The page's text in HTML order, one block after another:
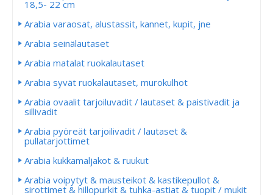
18,5- 22 cm
Arabia varaosat, alustassit, kannet, kupit, jne
Arabia seinälautaset
Arabia matalat ruokalautaset
Arabia syvät ruokalautaset, murokulhot
Arabia ovaalit tarjoiluvadit / lautaset & paistivadit ja
sillivadit
Arabia pyöreät tarjoilivadit / lautaset &
pullatarjottimet
Arabia kukkamaljakot & ruukut
Arabia voipytyt & mausteikot & kastikepullot &
sirottimet & hillopurkit & tuhka-astiat & tuopit / mukit